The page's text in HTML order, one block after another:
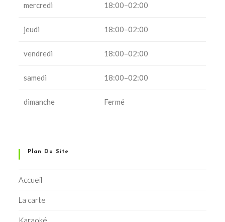
mercredi 18:00–02:00
jeudi 18:00–02:00
vendredi 18:00–02:00
samedi 18:00–02:00
dimanche Fermé
Plan Du Site
Accueil
La carte
Karaoké